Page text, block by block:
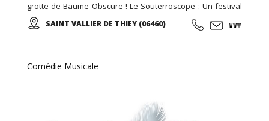
grotte de Baume Obscure ! Le Souterroscope : Un festival
unique de formes, de couleurs et de musique pour
magnifier l’œuvre créatrice de la Nature ...
SAINT VALLIER DE THIEY (06460)
Comédie Musicale